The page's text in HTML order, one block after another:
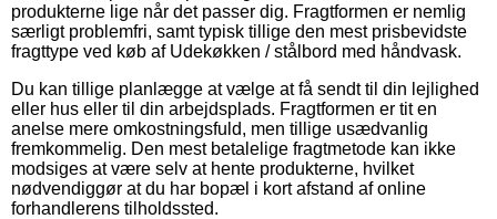
produkterne lige når det passer dig. Fragtformen er nemlig
særligt problemfri, samt typisk tillige den mest prisbevidste
fragttype ved køb af Udekøkken / stålbord med håndvask.
Du kan tillige planlægge at vælge at få sendt til din lejlighed
eller hus eller til din arbejdsplads. Fragtformen er tit en
anelse mere omkostningsfuld, men tillige usædvanlig
fremkommelig. Den mest betalelige fragtmetode kan ikke
modsiges at være selv at hente produkterne, hvilket
nødvendiggør at du har bopæl i kort afstand af online
forhandlerens tilholdssted.